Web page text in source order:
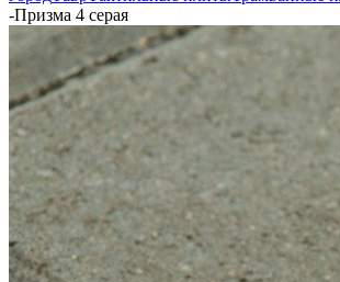
-Призма 4 серая